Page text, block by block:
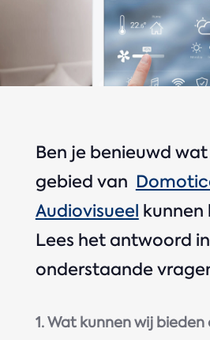
Ben je benieuwd
gebied van
Audiovisueel kunnen
Lees het antwoord in
onderstaande
1. Wat kunnen wij